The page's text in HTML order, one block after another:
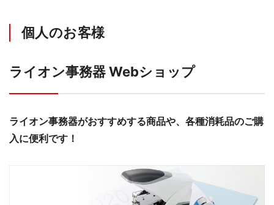
個人のお客様
ライオン事務器 Webショップ
ライオン事務器がおすすめする商品や、各種消耗品のご購
入に便利です！